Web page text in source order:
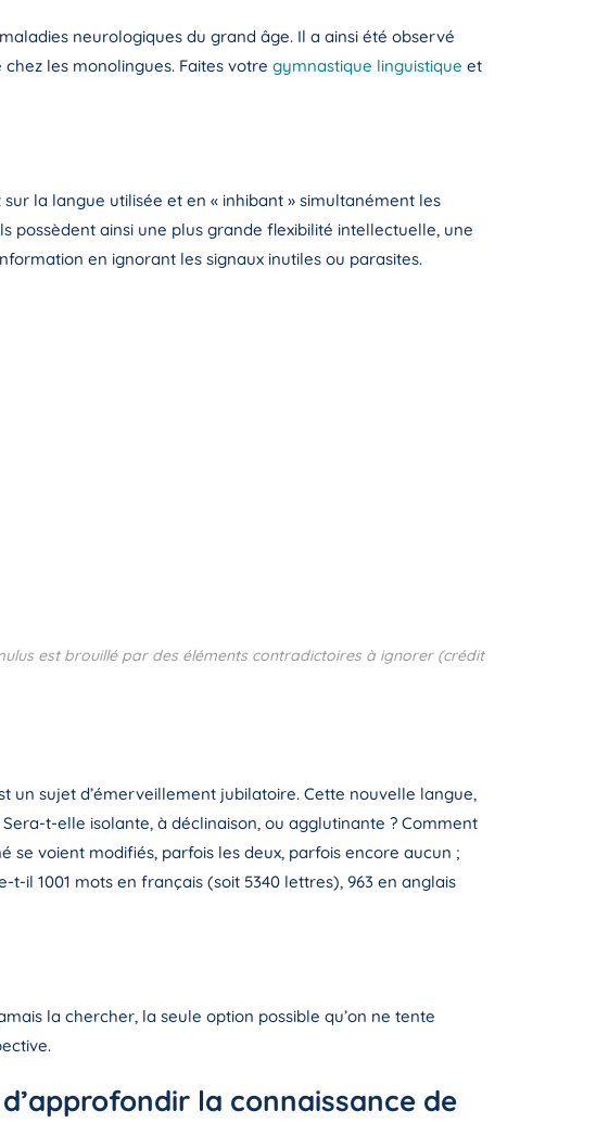
neurologiques du grand âge. Il a ainsi été observé
chez les monolingues. Faites votre gymnastique linguistique et
la langue utilisée et en « inhibant » simultanément les
possèdent ainsi une plus grande flexibilité intellectuelle, une
en ignorant les signaux inutiles ou parasites.
est brouillé par des éléments contradictoires à ignorer (crédit
un sujet d’émerveillement jubilatoire. Cette nouvelle langue,
t-elle isolante, à déclinaison, ou agglutinante ? Comment
voient modifiés, parfois les deux, parfois encore aucun ;
il 1001 mots en français (soit 5340 lettres), 963 en anglais
la chercher, la seule option possible qu’on ne tente
la connaissance de